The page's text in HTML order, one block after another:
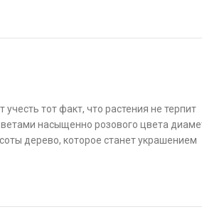
тот факт, что растения не терпит
насыщенно розового цвета
дерево, которое станет украшением